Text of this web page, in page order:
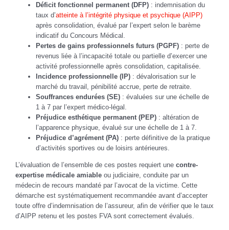
Déficit fonctionnel permanent (DFP) : indemnisation du
taux d’atteinte à l’intégrité physique et psychique (AIPP)
après consolidation, évalué par l’expert selon le barème
indicatif du Concours Médical.
Pertes de gains professionnels futurs (PGPF) : perte de
revenus liée à l’incapacité totale ou partielle d’exercer une
activité professionnelle après consolidation, capitalisée.
Incidence professionnelle (IP) : dévalorisation sur le
marché du travail, pénibilité accrue, perte de retraite.
Souffrances endurées (SE) : évaluées sur une échelle de
1 à 7 par l’expert médico-légal.
Préjudice esthétique permanent (PEP) : altération de
l’apparence physique, évalué sur une échelle de 1 à 7.
Préjudice d’agrément (PA) : perte définitive de la pratique
d’activités sportives ou de loisirs antérieures.
L’évaluation de l’ensemble de ces postes requiert une contre-
expertise médicale amiable ou judiciaire, conduite par un
médecin de recours mandaté par l’avocat de la victime. Cette
démarche est systématiquement recommandée avant d’accepter
toute offre d’indemnisation de l’assureur, afin de vérifier que le taux
d’AIPP retenu et les postes FVA sont correctement évalués.